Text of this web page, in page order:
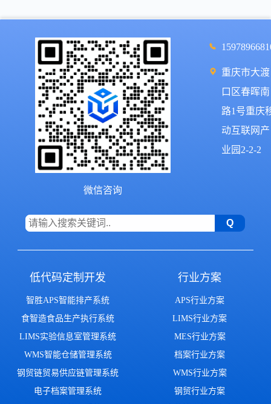
微信咨询
重庆市大渡
口区春晖南
路1号重庆
动互联网产
业园2-2-2
低代码定制开发
智胜APS智能排产系统
食智造食品生产执行系统
LIMS实验信息室管理系统
WMS智能仓储管理系统
钢贸链贸易供应链管理系统
电子档案管理系统
行业方案
APS行业方案
LIMS行业方案
MES行业方案
档案行业方案
WMS行业方案
钢贸行业方案